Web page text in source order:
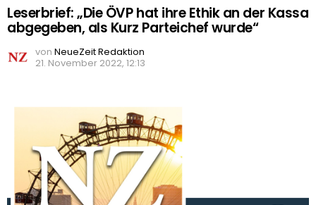
Leserbrief: „Die ÖVP hat ihre Ethik an der Kassa
abgegeben, als Kurz Parteichef wurde“
von NeueZeit Redaktion
21. November 2022, 12:13